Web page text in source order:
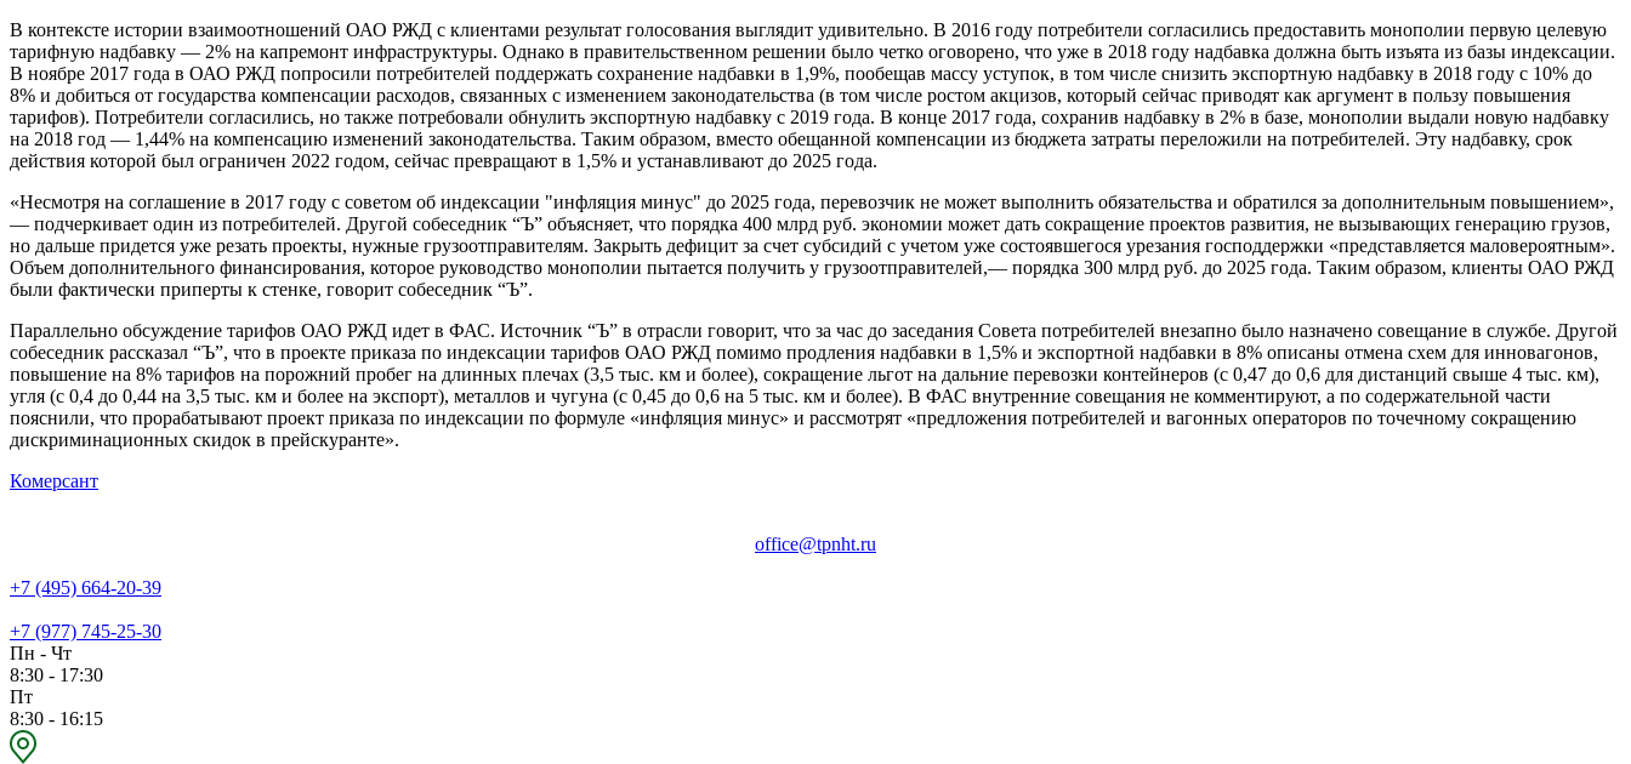
В контексте истории взаимоотношений ОАО РЖД с клиентами результат голосования выглядит удивительно. В 2016 году потребители согласились предоставить монополии первую целевую
тарифную надбавку — 2% на капремонт инфраструктуры. Однако в правительственном решении было четко оговорено, что уже в 2018 году надбавка должна быть изъята из базы индексации.
В ноябре 2017 года в ОАО РЖД попросили потребителей поддержать сохранение надбавки в 1,9%, пообещав массу уступок, в том числе снизить экспортную надбавку в 2018 году с 10% до
8% и добиться от государства компенсации расходов, связанных с изменением законодательства (в том числе ростом акцизов, который сейчас приводят как аргумент в пользу повышения
тарифов). Потребители согласились, но также потребовали обнулить экспортную надбавку с 2019 года. В конце 2017 года, сохранив надбавку в 2% в базе, монополии выдали новую надбавку
на 2018 год — 1,44% на компенсацию изменений законодательства. Таким образом, вместо обещанной компенсации из бюджета затраты переложили на потребителей. Эту надбавку, срок
действия которой был ограничен 2022 годом, сейчас превращают в 1,5% и устанавливают до 2025 года.
«Несмотря на соглашение в 2017 году с советом об индексации "инфляция минус" до 2025 года, перевозчик не может выполнить обязательства и обратился за дополнительным повышением»,
— подчеркивает один из потребителей. Другой собеседник “Ъ” объясняет, что порядка 400 млрд руб. экономии может дать сокращение проектов развития, не вызывающих генерацию грузов,
но дальше придется уже резать проекты, нужные грузоотправителям. Закрыть дефицит за счет субсидий с учетом уже состоявшегося урезания господдержки «представляется маловероятным».
Объем дополнительного финансирования, которое руководство монополии пытается получить у грузоотправителей,— порядка 300 млрд руб. до 2025 года. Таким образом, клиенты ОАО РЖД
были фактически приперты к стенке, говорит собеседник “Ъ”.
Параллельно обсуждение тарифов ОАО РЖД идет в ФАС. Источник “Ъ” в отрасли говорит, что за час до заседания Совета потребителей внезапно было назначено совещание в службе. Другой
собеседник рассказал “Ъ”, что в проекте приказа по индексации тарифов ОАО РЖД помимо продления надбавки в 1,5% и экспортной надбавки в 8% описаны отмена схем для инновагонов,
повышение на 8% тарифов на порожний пробег на длинных плечах (3,5 тыс. км и более), сокращение льгот на дальние перевозки контейнеров (с 0,47 до 0,6 для дистанций свыше 4 тыс. км),
угля (с 0,4 до 0,44 на 3,5 тыс. км и более на экспорт), металлов и чугуна (с 0,45 до 0,6 на 5 тыс. км и более). В ФАС внутренние совещания не комментируют, а по содержательной части
пояснили, что прорабатывают проект приказа по индексации по формуле «инфляция минус» и рассмотрят «предложения потребителей и вагонных операторов по точечному сокращению
дискриминационных скидок в прейскуранте».
Комерсант
office@tpnht.ru
+7 (495) 664-20-39
+7 (977) 745-25-30
Пн - Чт
8:30 - 17:30
Пт
8:30 - 16:15